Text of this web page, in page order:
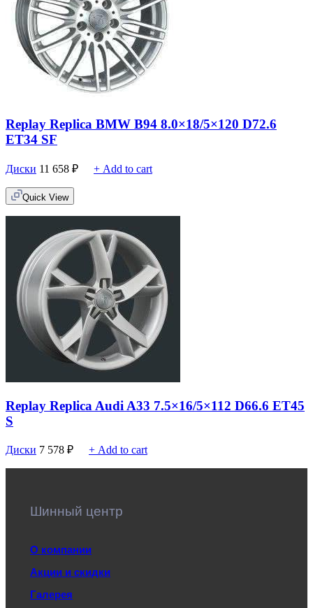
Replay Replica BMW B94 8.0×18/5×120 D72.6
ET34 SF
Диски 11 658 ₽ + Add to cart
Quick View
Replay Replica Audi A33 7.5×16/5×112 D66.6 ET45
S
Диски 7 578 ₽ + Add to cart
Шинный центр
О компании
Акции и скидки
Галерея